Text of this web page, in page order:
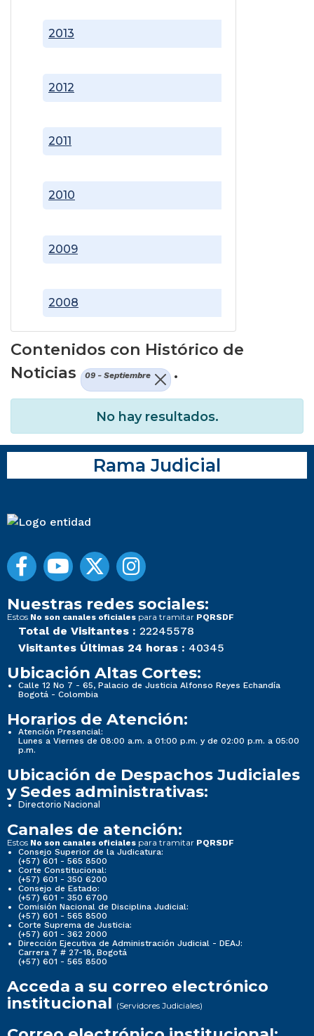
2008
2009
2010
2011
2012
2013
Contenidos con Histórico de
Noticias
09 - Septiembre .
No hay resultados.
Rama Judicial
Nuestras redes sociales:
Estos No son canales oficiales para tramitar PQRSDF
Total de Visitantes : 22245578
Visitantes Últimas 24 horas : 40345
Ubicación Altas Cortes:
Calle 12 No 7 - 65, Palacio de Justicia Alfonso Reyes Echandía
Bogotá - Colombia
Horarios de Atención:
Atención Presencial:
Lunes a Viernes de 08:00 a.m. a 01:00 p.m. y de 02:00 p.m. a 05:00
p.m.
Ubicación de Despachos Judiciales
y Sedes administrativas:
Directorio Nacional
Canales de atención:
Estos No son canales oficiales para tramitar PQRSDF
Consejo Superior de la Judicatura:
(+57) 601 - 565 8500
Corte Constitucional:
(+57) 601 - 350 6200
Consejo de Estado:
(+57) 601 - 350 6700
Comisión Nacional de Disciplina Judicial:
(+57) 601 - 565 8500
Corte Suprema de Justicia:
(+57) 601 - 362 2000
Dirección Ejecutiva de Administración Judicial - DEAJ:
Carrera 7 # 27-18, Bogotá
(+57) 601 - 565 8500
Acceda a su correo electrónico
institucional (Servidores Judiciales)